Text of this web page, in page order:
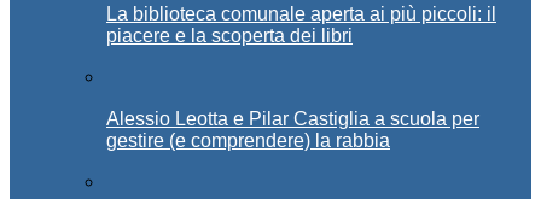
La biblioteca comunale aperta ai più piccoli: il
piacere e la scoperta dei libri
Alessio Leotta e Pilar Castiglia a scuola per
gestire (e comprendere) la rabbia